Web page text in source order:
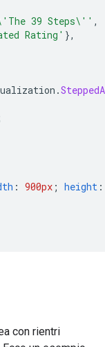
39 Steps\'' ,
Rating' },
.
: 900px ; height :
con rientri